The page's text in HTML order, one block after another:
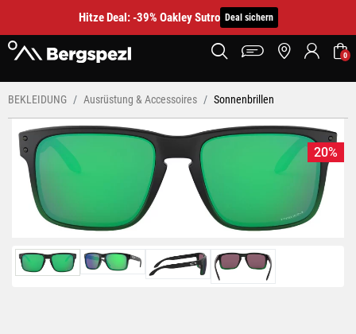
Hitze Deal: -39% Oakley Sutro Deal sichern
0
BEKLEIDUNG Ausrüstung & Accessoires Sonnenbrillen
20%